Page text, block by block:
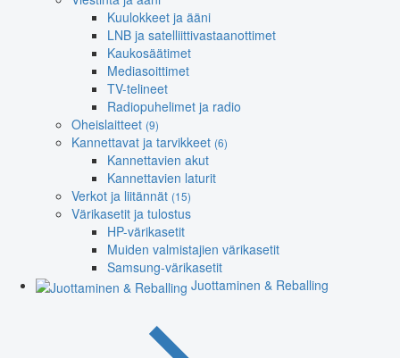
Kuulokkeet ja ääni
LNB ja satelliittivastaanottimet
Kaukosäätimet
Mediasoittimet
TV-telineet
Radiopuhelimet ja radio
Oheislaitteet (9)
Kannettavat ja tarvikkeet (6)
Kannettavien akut
Kannettavien laturit
Verkot ja liitännät (15)
Värikasetit ja tulostus
HP-värikasetit
Muiden valmistajien värikasetit
Samsung-värikasetit
Juottaminen & Reballing